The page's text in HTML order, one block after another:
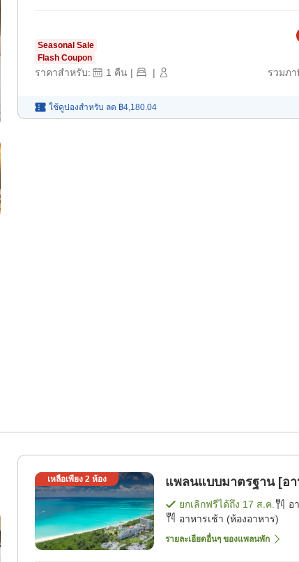
Seasonal Sale
Flash Coupon
ราคาสำหรับ: 1 คืน | | รวมภ
ใช้คูปองสำหรับ ลด ฿4,180.04
เหลือเพียง 2 ห้อง แพลนแบบมาตรฐาน [อา
ยกเลิกฟรีได้ถึง 17 ส.ค. อ
อาหารเช้า (ห้องอาหาร)
รายละเอียดอื่นๆ ของแพลนพัก